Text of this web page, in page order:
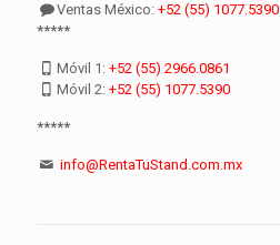
Ventas México:+52 (55) 1077.5390
*****
Móvil 1:+52 (55) 2966.0861
Móvil 2:+52 (55) 1077.5390
*****
info@RentaTuStand.com.mx